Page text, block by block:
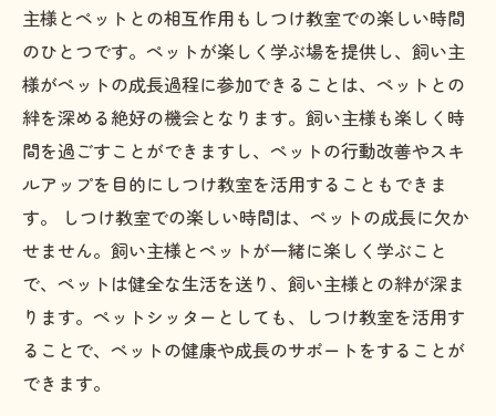
主様とペットとの相互作用もしつけ教室での楽しい時間
のひとつです。ペットが楽しく学ぶ場を提供し、飼い主
様がペットの成長過程に参加できることは、ペットとの
絆を深める絶好の機会となります。飼い主様も楽しく時
間を過ごすことができますし、ペットの行動改善やスキ
ルアップを目的にしつけ教室を活用することもできま
す。 しつけ教室での楽しい時間は、ペットの成長に欠か
せません。飼い主様とペットが一緒に楽しく学ぶこと
で、ペットは健全な生活を送り、飼い主様との絆が深ま
ります。ペットシッターとしても、しつけ教室を活用す
ることで、ペットの健康や成長のサポートをすることが
できます。